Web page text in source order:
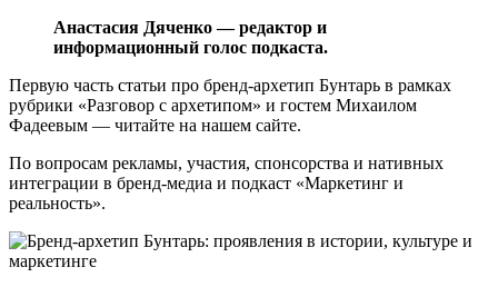
Анастасия Дяченко — редактор и
информационный голос подкаста.
Первую часть статьи про бренд-архетип Бунтарь в рамках
рубрики «Разговор с архетипом» и гостем Михаилом
Фадеевым — читайте на нашем сайте.
По вопросам рекламы, участия, спонсорства и нативных
интеграции в бренд-медиа и подкаст «Маркетинг и
реальность».